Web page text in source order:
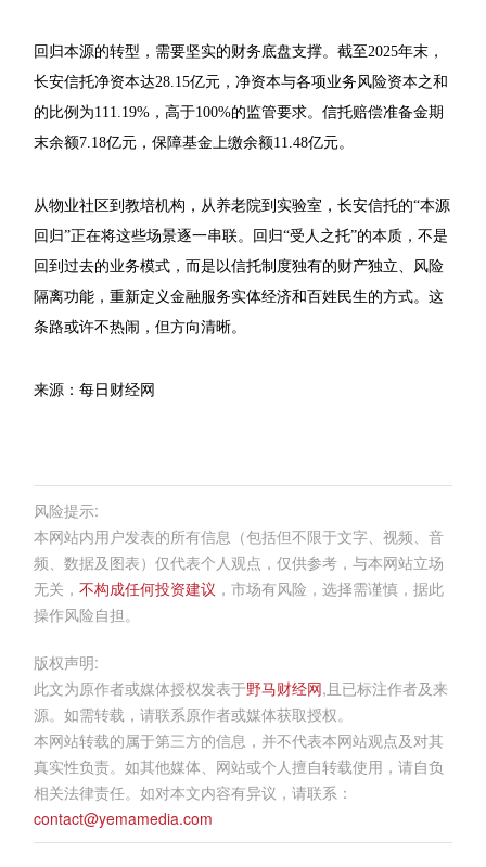
回归本源的转型，需要坚实的财务底盘支撑。截至2025年末，
长安信托净资本达28.15亿元，净资本与各项业务风险资本之和
的比例为111.19%，高于100%的监管要求。信托赔偿准备金期
末余额7.18亿元，保障基金上缴余额11.48亿元。
从物业社区到教培机构，从养老院到实验室，长安信托的“本源
回归”正在将这些场景逐一串联。回归“受人之托”的本质，不是
回到过去的业务模式，而是以信托制度独有的财产独立、风险
隔离功能，重新定义金融服务实体经济和百姓民生的方式。这
条路或许不热闹，但方向清晰。
来源：每日财经网
风险提示:
本网站内用户发表的所有信息（包括但不限于文字、视频、音
频、数据及图表）仅代表个人观点，仅供参考，与本网站立场
无关， 不构成任何投资建议 ，市场有风险，选择需谨慎，据此
操作风险自担。
版权声明:
此文为原作者或媒体授权发表于野马财经网,且已标注作者及来
源。如需转载，请联系原作者或媒体获取授权。
本网站转载的属于第三方的信息，并不代表本网站观点及对其
真实性负责。如其他媒体、网站或个人擅自转载使用，请自负
相关法律责任。如对本文内容有异议，请联系：
contact@yemamedia.com